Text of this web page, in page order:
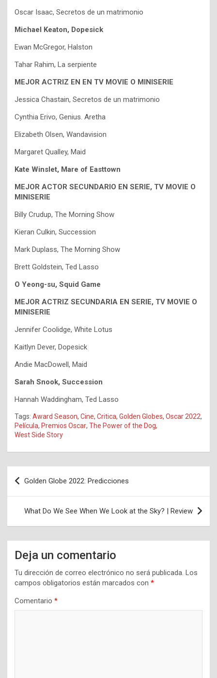
Oscar Isaac, Secretos de un matrimonio
Michael Keaton, Dopesick
Ewan McGregor, Halston
Tahar Rahim, La serpiente
MEJOR ACTRIZ EN EN TV MOVIE O MINISERIE
Jessica Chastain, Secretos de un matrimonio
Cynthia Erivo, Genius. Aretha
Elizabeth Olsen, Wandavision
Margaret Qualley, Maid
Kate Winslet, Mare of Easttown
MEJOR ACTOR SECUNDARIO EN SERIE, TV MOVIE O
MINISERIE
Billy Crudup, The Morning Show
Kieran Culkin, Succession
Mark Duplass, The Morning Show
Brett Goldstein, Ted Lasso
O Yeong-su, Squid Game
MEJOR ACTRIZ SECUNDARIA EN SERIE, TV MOVIE O
MINISERIE
​Jennifer Coolidge, White Lotus
Kaitlyn Dever, Dopesick
Andie MacDowell, Maid
Sarah Snook, Succession
Hannah Waddingham, Ted Lasso
Tags: Award Season, Cine, Critica, Golden Globes, Oscar 2022,
Película, Premios Oscar, The Power of the Dog,
West Side Story
Navegación
de
entradas
Golden Globe 2022: Predicciones
What Do We See When We Look at the Sky? | Review
Deja un comentario
Tu dirección de correo electrónico no será publicada. Los
campos obligatorios están marcados con *
Comentario *